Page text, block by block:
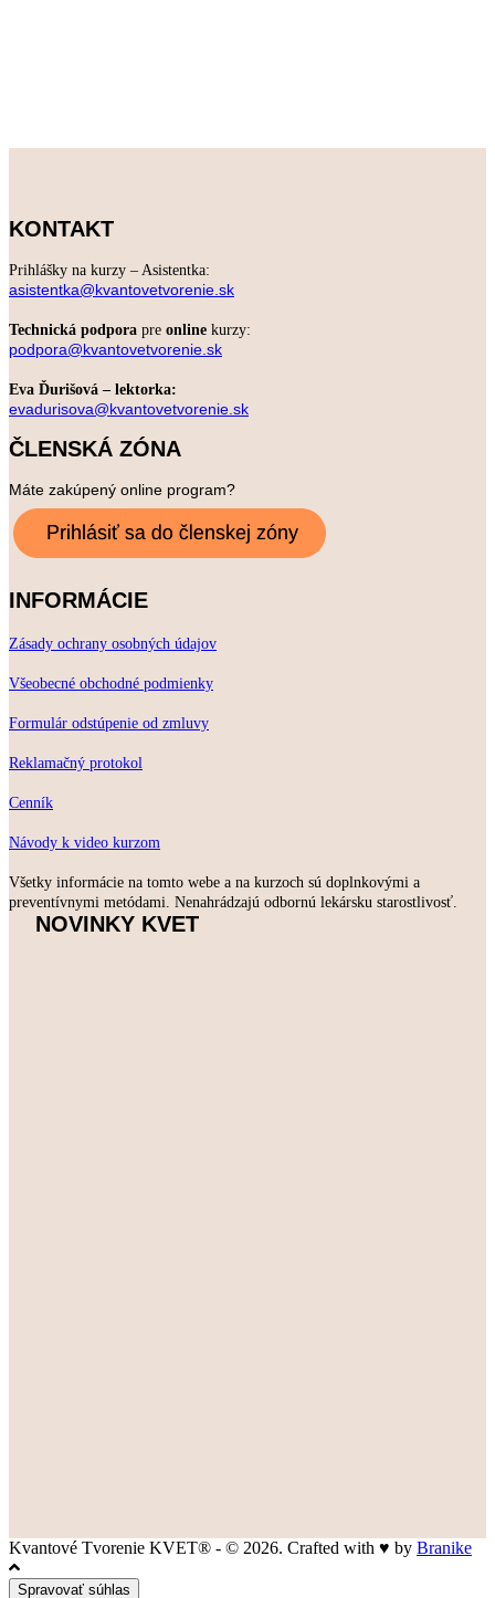
KONTAKT
Prihlášky na kurzy – Asistentka:
asistentka@kvantovetvorenie.sk
Technická podpora pre online kurzy:
podpora@kvantovetvorenie.sk
Eva Ďurišová – lektorka:
evadurisova@kvantovetvorenie.sk
ČLENSKÁ ZÓNA
Máte zakúpený online program?
INFORMÁCIE
Zásady ochrany osobných údajov
Všeobecné obchodné podmienky
Formulár odstúpenie od zmluvy
Reklamačný protokol
Cenník
Návody k video kurzom
Všetky informácie na tomto webe a na kurzoch sú doplnkovými a
preventívnymi metódami. Nenahrádzajú odbornú lekársku starostlivosť.
NOVINKY KVET
Kvantové Tvorenie KVET® - © 2026. Crafted with ♥ by Branike
Spravovať súhlas